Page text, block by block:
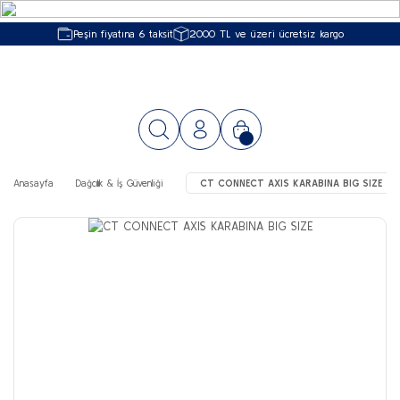
Peşin fiyatına 6 taksit 2000 TL ve üzeri ücretsiz kargo
Anasayfa Dağcılık & İş Güvenliği CT CONNECT AXIS KARABINA BIG SIZE